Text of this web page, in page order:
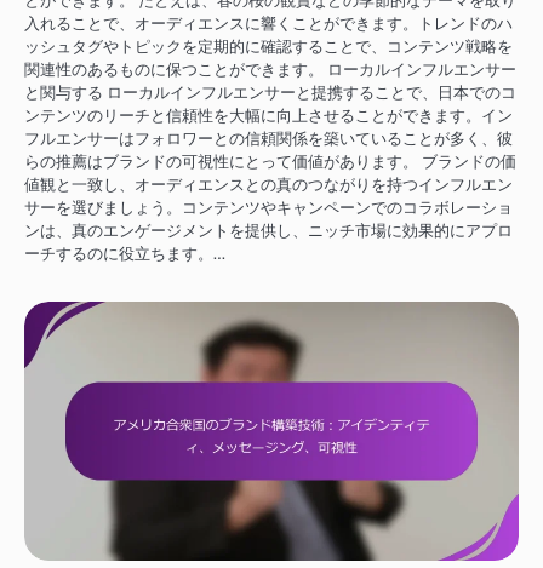
入れることで、オーディエンスに響くことができます。トレンドのハ
ッシュタグやトピックを定期的に確認することで、コンテンツ戦略を
関連性のあるものに保つことができます。 ローカルインフルエンサー
と関与する ローカルインフルエンサーと提携することで、日本でのコ
ンテンツのリーチと信頼性を大幅に向上させることができます。イン
フルエンサーはフォロワーとの信頼関係を築いていることが多く、彼
らの推薦はブランドの可視性にとって価値があります。 ブランドの価
値観と一致し、オーディエンスとの真のつながりを持つインフルエン
サーを選びましょう。コンテンツやキャンペーンでのコラボレーショ
ンは、真のエンゲージメントを提供し、ニッチ市場に効果的にアプロ
ーチするのに役立ちます。…